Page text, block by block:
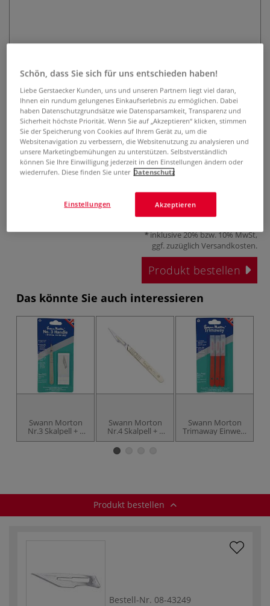
Swann Morton Skalpell
Ersatzklingen, 5 Stück
0 Bewertungen
Swann Morton Skalpell Ersatzklingen überzeugen mit
außergewöhnlicher Schärfe und Langlebigkeit. Ideal
geeignet für Detailarbeiten in verschiedenen künstlerischen
ab2,28 €
inklusive 20% bzw. 10% MwSt,
ggf. zuzüglich Versandkosten.
Produkt bestellen
Das könnte Sie auch interessieren
Swann Morton
Nr.3 Skalpell + 5
Ersatzklingen 10A
Swann Morton
Nr.4 Skalpell + 5
Ersatzklingen 26
Swann Morton
Trimaway Einweg-
Skalpell-Set
Produkt bestellen
Bestell-Nr. 08-43249
Schön, dass Sie sich für uns entschieden haben!
Liebe Gerstaecker Kunden, uns und unseren Partnern liegt viel daran,
Ihnen ein rundum gelungenes Einkaufserlebnis zu ermöglichen. Dabei
haben Datenschutzgrundsätze wie Datensparsamkeit, Transparenz und
Sicherheit höchste Priorität. Wenn Sie auf „Akzeptieren“ klicken, stimmen
Sie der Speicherung von Cookies auf Ihrem Gerät zu, um die
Websitenavigation zu verbessern, die Websitenutzung zu analysieren und
unsere Marketingbemühungen zu unterstützen. Selbstverständlich
können Sie Ihre Einwilligung jederzeit in den Einstellungen ändern oder
wiederrufen. Diese finden Sie unter Datenschutz
Akzeptieren
Einstellungen